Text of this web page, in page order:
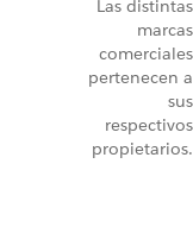
Las distintas
marcas
comerciales
pertenecen a
sus
respectivos
propietarios.